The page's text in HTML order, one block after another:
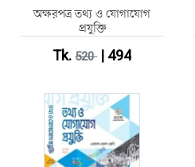
অক্ষরপত্র তথ্য ও যোগাযোগ
প্রযুক্তি
Tk.520| 494